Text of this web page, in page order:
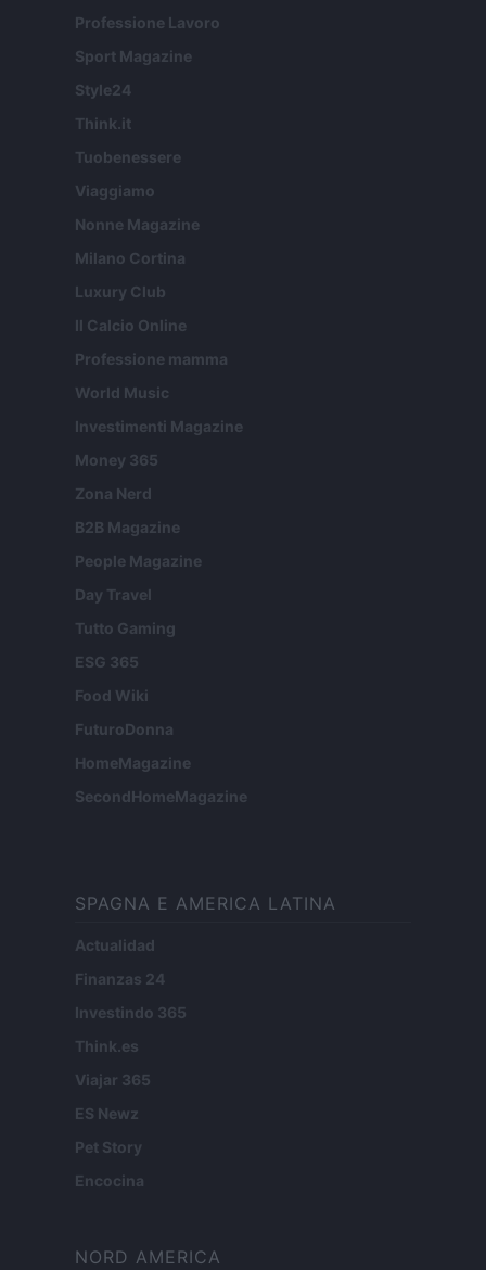
Professione Lavoro
Sport Magazine
Style24
Think.it
Tuobenessere
Viaggiamo
Nonne Magazine
Milano Cortina
Luxury Club
Il Calcio Online
Professione mamma
World Music
Investimenti Magazine
Money 365
Zona Nerd
B2B Magazine
People Magazine
Day Travel
Tutto Gaming
ESG 365
Food Wiki
FuturoDonna
HomeMagazine
SecondHomeMagazine
SPAGNA E AMERICA LATINA
Actualidad
Finanzas 24
Investindo 365
Think.es
Viajar 365
ES Newz
Pet Story
Encocina
NORD AMERICA